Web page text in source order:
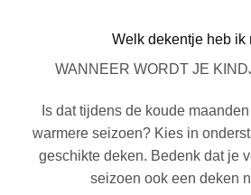
Welk dekentje heb ik
WANNEER WORDT JE
Is dat tijdens de koude
warmere seizoen? Kies in
geschikte deken. Bedenk dat je
seizoen ook een deken